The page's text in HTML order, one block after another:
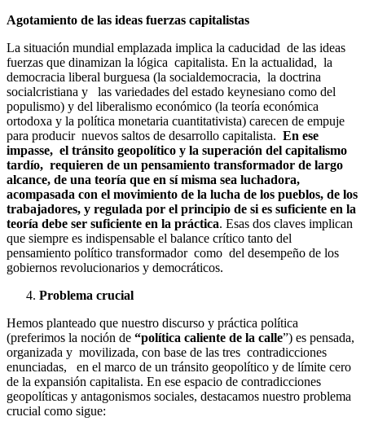
Agotamiento de las ideas fuerzas capitalistas
La situación mundial emplazada implica la caducidad de las ideas
fuerzas que dinamizan la lógica capitalista. En la actualidad, la
democracia liberal burguesa (la socialdemocracia, la doctrina
socialcristiana y las variedades del estado keynesiano como del
populismo) y del liberalismo económico (la teoría económica
ortodoxa y la política monetaria cuantitativista) carecen de empuje
para producir nuevos saltos de desarrollo capitalista. En ese
impasse, el tránsito geopolítico y la superación del capitalismo
tardío, requieren de un pensamiento transformador de largo
alcance, de una teoría que en sí misma sea luchadora,
acompasada con el movimiento de la lucha de los pueblos, de los
trabajadores, y regulada por el principio de si es suficiente en la
teoría debe ser suficiente en la práctica. Esas dos claves implican
que siempre es indispensable el balance crítico tanto del
pensamiento político transformador como del desempeño de los
gobiernos revolucionarios y democráticos.
Problema crucial
Hemos planteado que nuestro discurso y práctica política
(preferimos la noción de “política caliente de la calle”) es pensada,
organizada y movilizada, con base de las tres contradicciones
enunciadas, en el marco de un tránsito geopolítico y de límite cero
de la expansión capitalista. En ese espacio de contradicciones
geopolíticas y antagonismos sociales, destacamos nuestro problema
crucial como sigue: